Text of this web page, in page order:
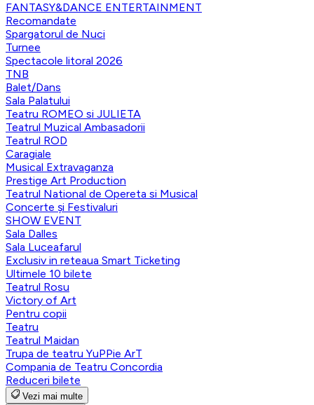
FANTASY&DANCE ENTERTAINMENT
Recomandate
Spargatorul de Nuci
Turnee
Spectacole litoral 2026
TNB
Balet/Dans
Sala Palatului
Teatru ROMEO si JULIETA
Teatrul Muzical Ambasadorii
Teatrul ROD
Caragiale
Musical Extravaganza
Prestige Art Production
Teatrul National de Opereta si Musical
Concerte și Festivaluri
SHOW EVENT
Sala Dalles
Sala Luceafarul
Exclusiv in reteaua Smart Ticketing
Ultimele 10 bilete
Teatrul Rosu
Victory of Art
Pentru copii
Teatru
Teatrul Maidan
Trupa de teatru YuPPie ArT
Compania de Teatru Concordia
Reduceri bilete
Vezi mai multe